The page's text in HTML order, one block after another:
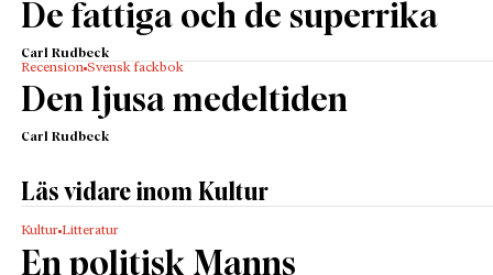
De fattiga och de superrika
Carl Rudbeck
Recension Svensk fackbok
Den ljusa medeltiden
Carl Rudbeck
Läs vidare inom Kultur
Kultur Litteratur
En politisk Manns